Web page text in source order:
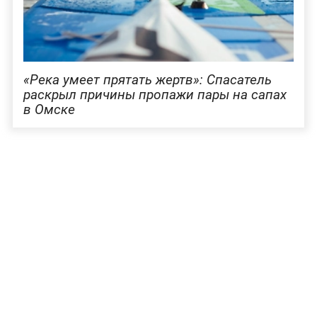
«Река умеет прятать жертв»: Спасатель
раскрыл причины пропажи пары на сапах
в Омске